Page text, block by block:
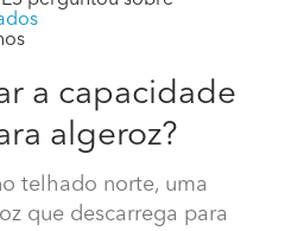
a capacidade
algeroz?
telhado norte, uma
que descarrega para